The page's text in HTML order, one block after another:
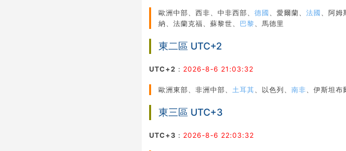
歐洲中部、西非、中非西部、德國 、愛爾蘭、法國 、阿
納、法蘭克福、蘇黎世、 巴黎 、馬德里
東二區 UTC+2
UTC+2 ： 2026-8-6 21:03:32
歐洲東部、非洲中部、 土耳其 、以色列、南非 、伊斯坦
東三區 UTC+3
UTC+3 ： 2026-8-6 22:03:32